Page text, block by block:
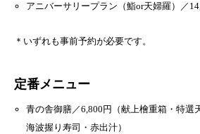
アニバーサリープラン（鮨or天婦羅）／
＊いずれも事前予約が必要です。
定番メニュー
青の舎御膳／6,800円（献上檜重箱・特選
海波握り寿司・赤出汁）